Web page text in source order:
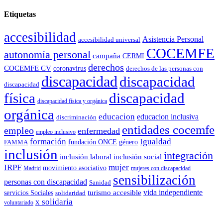
Etiquetas
accesibilidad accesibilidad universal Asistencia Personal
autonomía personal campaña CERMI COCEMFE
COCEMFE CV coronavirus derechos derechos de las personas con
discapacidad discapacidad discapacidad
física discapacidad física y orgánica discapacidad
orgánica discriminación educacion educacion inclusiva
empleo empleo inclusivo enfermedad entidades cocemfe
FAMMA formación fundación ONCE género Igualdad
inclusión inclusión laboral inclusión social integración
IRPF Madrid movimiento asociativo mujer mujeres con discapacidad
personas con discapacidad Sanidad sensibilización
servicios Sociales solidaridad turismo accesible vida independiente
voluntariado x solidaria